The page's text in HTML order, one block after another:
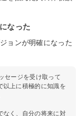
なった
ョンが明確になった
セージを受け取って
以上に積極的に知識を
なく、自分の将来に対